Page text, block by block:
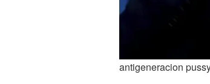
antigeneracion